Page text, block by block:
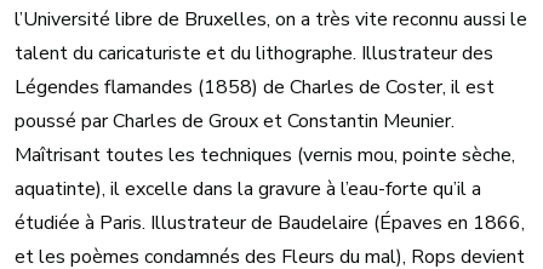
l’Université libre de Bruxelles, on a très vite reconnu aussi le
talent du caricaturiste et du lithographe. Illustrateur des
Légendes flamandes (1858) de Charles de Coster, il est
poussé par Charles de Groux et Constantin Meunier.
Maîtrisant toutes les techniques (vernis mou, pointe sèche,
aquatinte), il excelle dans la gravure à l’eau-forte qu’il a
étudiée à Paris. Illustrateur de Baudelaire (Épaves en 1866,
et les poèmes condamnés des Fleurs du mal), Rops devient